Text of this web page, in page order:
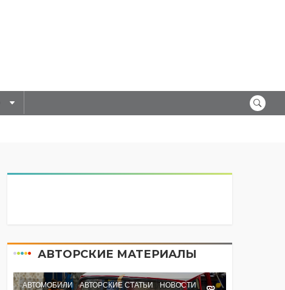
АВТОРСКИЕ МАТЕРИАЛЫ
АВТОМОБИЛИ АВТОРСКИЕ СТАТЬИ НОВОСТИ